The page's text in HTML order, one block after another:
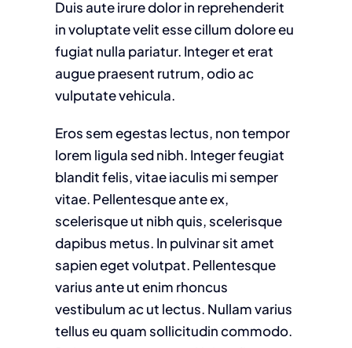
Duis aute irure dolor in reprehenderit
in voluptate velit esse cillum dolore eu
fugiat nulla pariatur. Integer et erat
augue praesent rutrum, odio ac
vulputate vehicula.
Eros sem egestas lectus, non tempor
lorem ligula sed nibh. Integer feugiat
blandit felis, vitae iaculis mi semper
vitae. Pellentesque ante ex,
scelerisque ut nibh quis, scelerisque
dapibus metus. In pulvinar sit amet
sapien eget volutpat. Pellentesque
varius ante ut enim rhoncus
vestibulum ac ut lectus. Nullam varius
tellus eu quam sollicitudin commodo.